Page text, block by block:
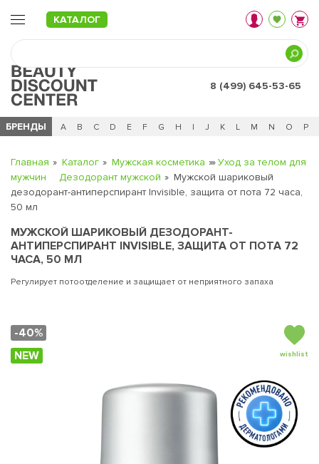
КАТАЛОГ
8 (499) 645-53-65
БРЕНДЫ
Ч 0 - 9 A B C D E F G H I J K L M N O P
Главная Каталог Мужская косметика
Уход за телом для
мужчин
Дезодорант мужской
Мужской шариковый
дезодорант-антиперспирант Invisible, защита от пота 72 часа,
50 мл
МУЖСКОЙ ШАРИКОВЫЙ ДЕЗОДОРАНТ-
АНТИПЕРСПИРАНТ INVISIBLE, ЗАЩИТА ОТ ПОТА 72
ЧАСА, 50 МЛ
Регулирует потоотделение и защищает от неприятного запаха
-40%
NEW
wishlist